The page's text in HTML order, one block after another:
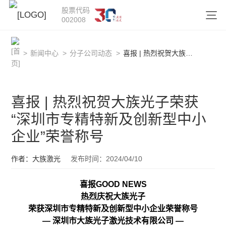
股票代码
002008
> 新闻中心 > 分子公司动态 >
喜报 | 热烈祝贺大族光子荣获
“深圳市专精特新及创新型中小
企业”荣誉称号
作者：大族激光 发布时间：2024/04/10
喜报GOOD NEWS
热烈庆祝大族光子
荣获深圳市专精特新及创新型中小企业荣誉称号
— 深圳市大族光子激光技术有限公司 —